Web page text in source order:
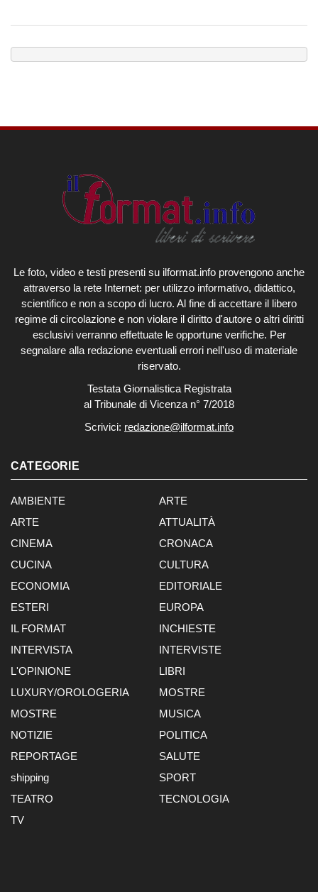
Le foto, video e testi presenti su ilformat.info provengono anche
attraverso la rete Internet: per utilizzo informativo, didattico,
scientifico e non a scopo di lucro. Al fine di accettare il libero
regime di circolazione e non violare il diritto d'autore o altri diritti
esclusivi verranno effettuate le opportune verifiche. Per
segnalare alla redazione eventuali errori nell'uso di materiale
riservato.
Testata Giornalistica Registrata
al Tribunale di Vicenza n° 7/2018
Scrivici: redazione@ilformat.info
CATEGORIE
AMBIENTE
ARTE
ARTE
ATTUALITÀ
CINEMA
CRONACA
CUCINA
CULTURA
ECONOMIA
EDITORIALE
ESTERI
EUROPA
IL FORMAT
INCHIESTE
INTERVISTA
INTERVISTE
L'OPINIONE
LIBRI
LUXURY/OROLOGERIA
MOSTRE
MOSTRE
MUSICA
NOTIZIE
POLITICA
REPORTAGE
SALUTE
shipping
SPORT
TEATRO
TECNOLOGIA
TV